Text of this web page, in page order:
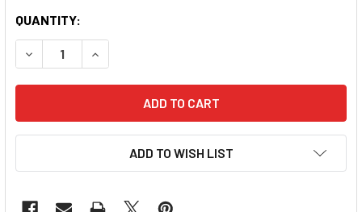
QUANTITY:
DECREASE QUANTITY OF 【新鮮預購品- 預計3到7天出貨】
INCREASE QUANTITY OF 【新鮮預購品- 預計3
ADD TO WISH LIST